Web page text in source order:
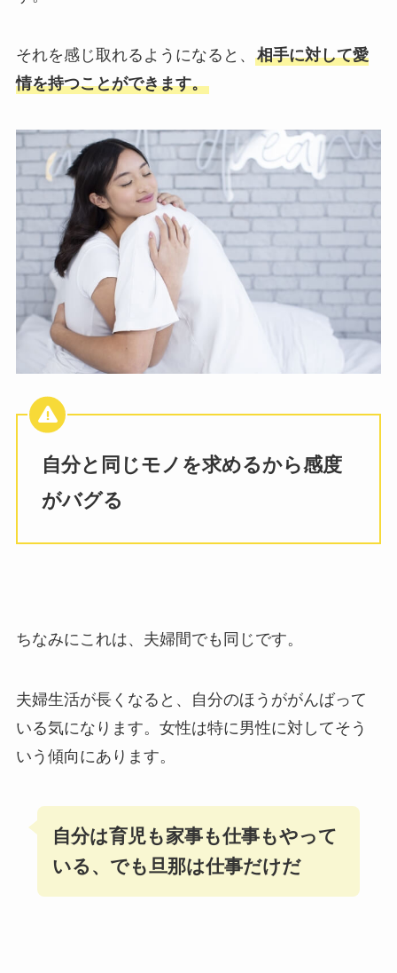
それを感じ取れるようになると、 相手に対して愛
情を持つことができます。
自分と同じモノを求めるから感度
がバグる
ちなみにこれは、夫婦間でも同じです。
夫婦生活が長くなると、自分のほうががんばって
いる気になります。女性は特に男性に対してそう
いう傾向にあります。
自分は育児も家事も仕事もやって
いる、でも旦那は仕事だけだ